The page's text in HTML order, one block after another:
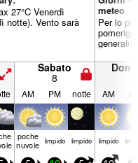
27°C Venerdì
notte). Vento sarà
meteo
Per lo
Sabato
8
AM PM notte AM
poche
nuvole limp­ido limp­ido limp­ido